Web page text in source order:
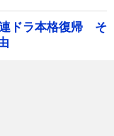
連ドラ本格復帰 そ